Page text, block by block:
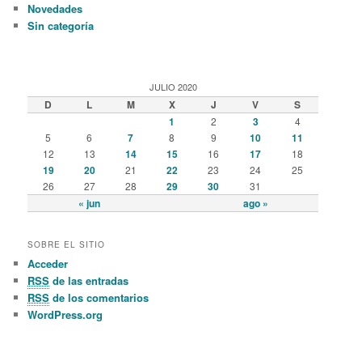
Novedades
Sin categoría
JULIO 2020
D L M X J V S
« jun ago »
1 2 3
4
5
6 7 8 9 10 11
12 13 14 15 16 17 18
19 20 21 22 23 24
25
26
27 28 29 30 31
SOBRE EL SITIO
Acceder
RSS de las entradas
RSS de los comentarios
WordPress.org